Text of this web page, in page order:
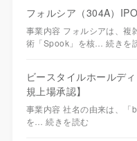
フォルシア（304A）
事業内容 フォルシアは、複
術「Spook」を核…続きを
ビースタイルホールデ
規上場承認】
事業内容 社名の由来は、
を…続きを読む